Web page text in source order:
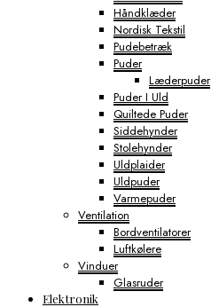
Håndklæder
Nordisk Tekstil
Pudebetræk
Puder
Læderpuder
Puder I Uld
Quiltede Puder
Siddehynder
Stolehynder
Uldplaider
Uldpuder
Varmepuder
Ventilation
Bordventilatorer
Luftkølere
Vinduer
Glasruder
Elektronik